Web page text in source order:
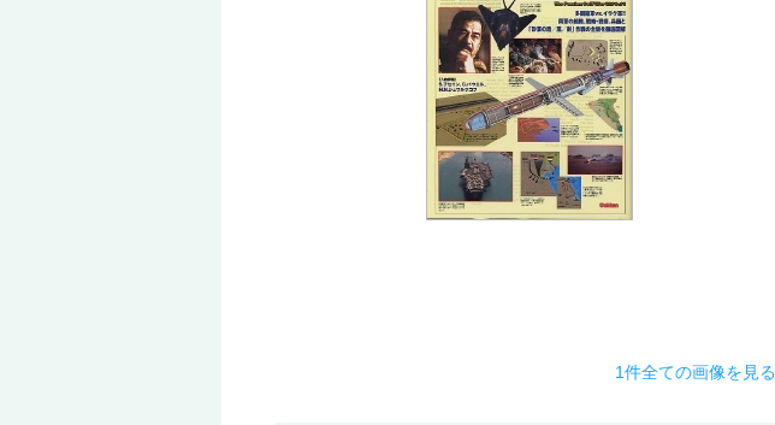
1件全ての画像を見る